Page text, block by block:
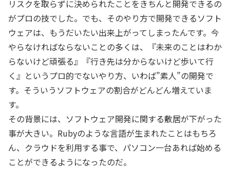
リスクを取らずに決められたことをきちんと開発できるの
がプロの技でした。でも、そのやり方で開発できるソフト
ウェアは、もうだいたい出来上がってしまったんです。今
やらなければならないことの多くは、『未来のことはわか
らないけど頑張る』『行き先は分からないけど歩いて行
く』というプロ的でないやり方、いわば”素人”の開発で
す。そういうソフトウェアの割合がどんどん増えていま
す。
その背景には、ソフトウェア開発に関する敷居が下がった
事が大きい。Rubyのような言語が生まれたことはもちろ
ん、クラウドを利用する事で、パソコン一台あれば始める
ことができるようになったのだ。